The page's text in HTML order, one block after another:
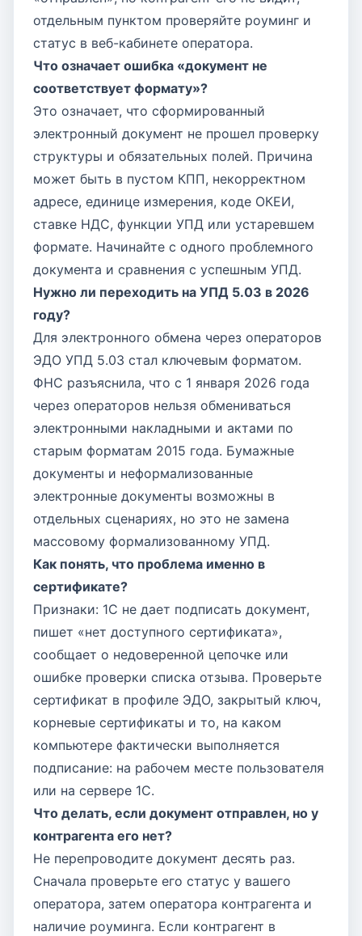
отдельным пунктом проверяйте роуминг и
статус в веб-кабинете оператора.
Что означает ошибка «документ не
соответствует формату»?
Это означает, что сформированный
электронный документ не прошел проверку
структуры и обязательных полей. Причина
может быть в пустом КПП, некорректном
адресе, единице измерения, коде ОКЕИ,
ставке НДС, функции УПД или устаревшем
формате. Начинайте с одного проблемного
документа и сравнения с успешным УПД.
Нужно ли переходить на УПД 5.03 в 2026
году?
Для электронного обмена через операторов
ЭДО УПД 5.03 стал ключевым форматом.
ФНС разъяснила, что с 1 января 2026 года
через операторов нельзя обмениваться
электронными накладными и актами по
старым форматам 2015 года. Бумажные
документы и неформализованные
электронные документы возможны в
отдельных сценариях, но это не замена
массовому формализованному УПД.
Как понять, что проблема именно в
сертификате?
Признаки: 1С не дает подписать документ,
пишет «нет доступного сертификата»,
сообщает о недоверенной цепочке или
ошибке проверки списка отзыва. Проверьте
сертификат в профиле ЭДО, закрытый ключ,
корневые сертификаты и то, на каком
компьютере фактически выполняется
подписание: на рабочем месте пользователя
или на сервере 1С.
Что делать, если документ отправлен, но у
контрагента его нет?
Не перепроводите документ десять раз.
Сначала проверьте его статус у вашего
оператора, затем оператора контрагента и
наличие роуминга. Если контрагент в